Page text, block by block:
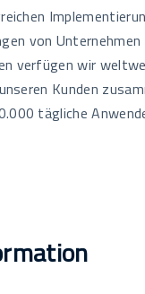
von
verfügen wir
Kunden
tägliche